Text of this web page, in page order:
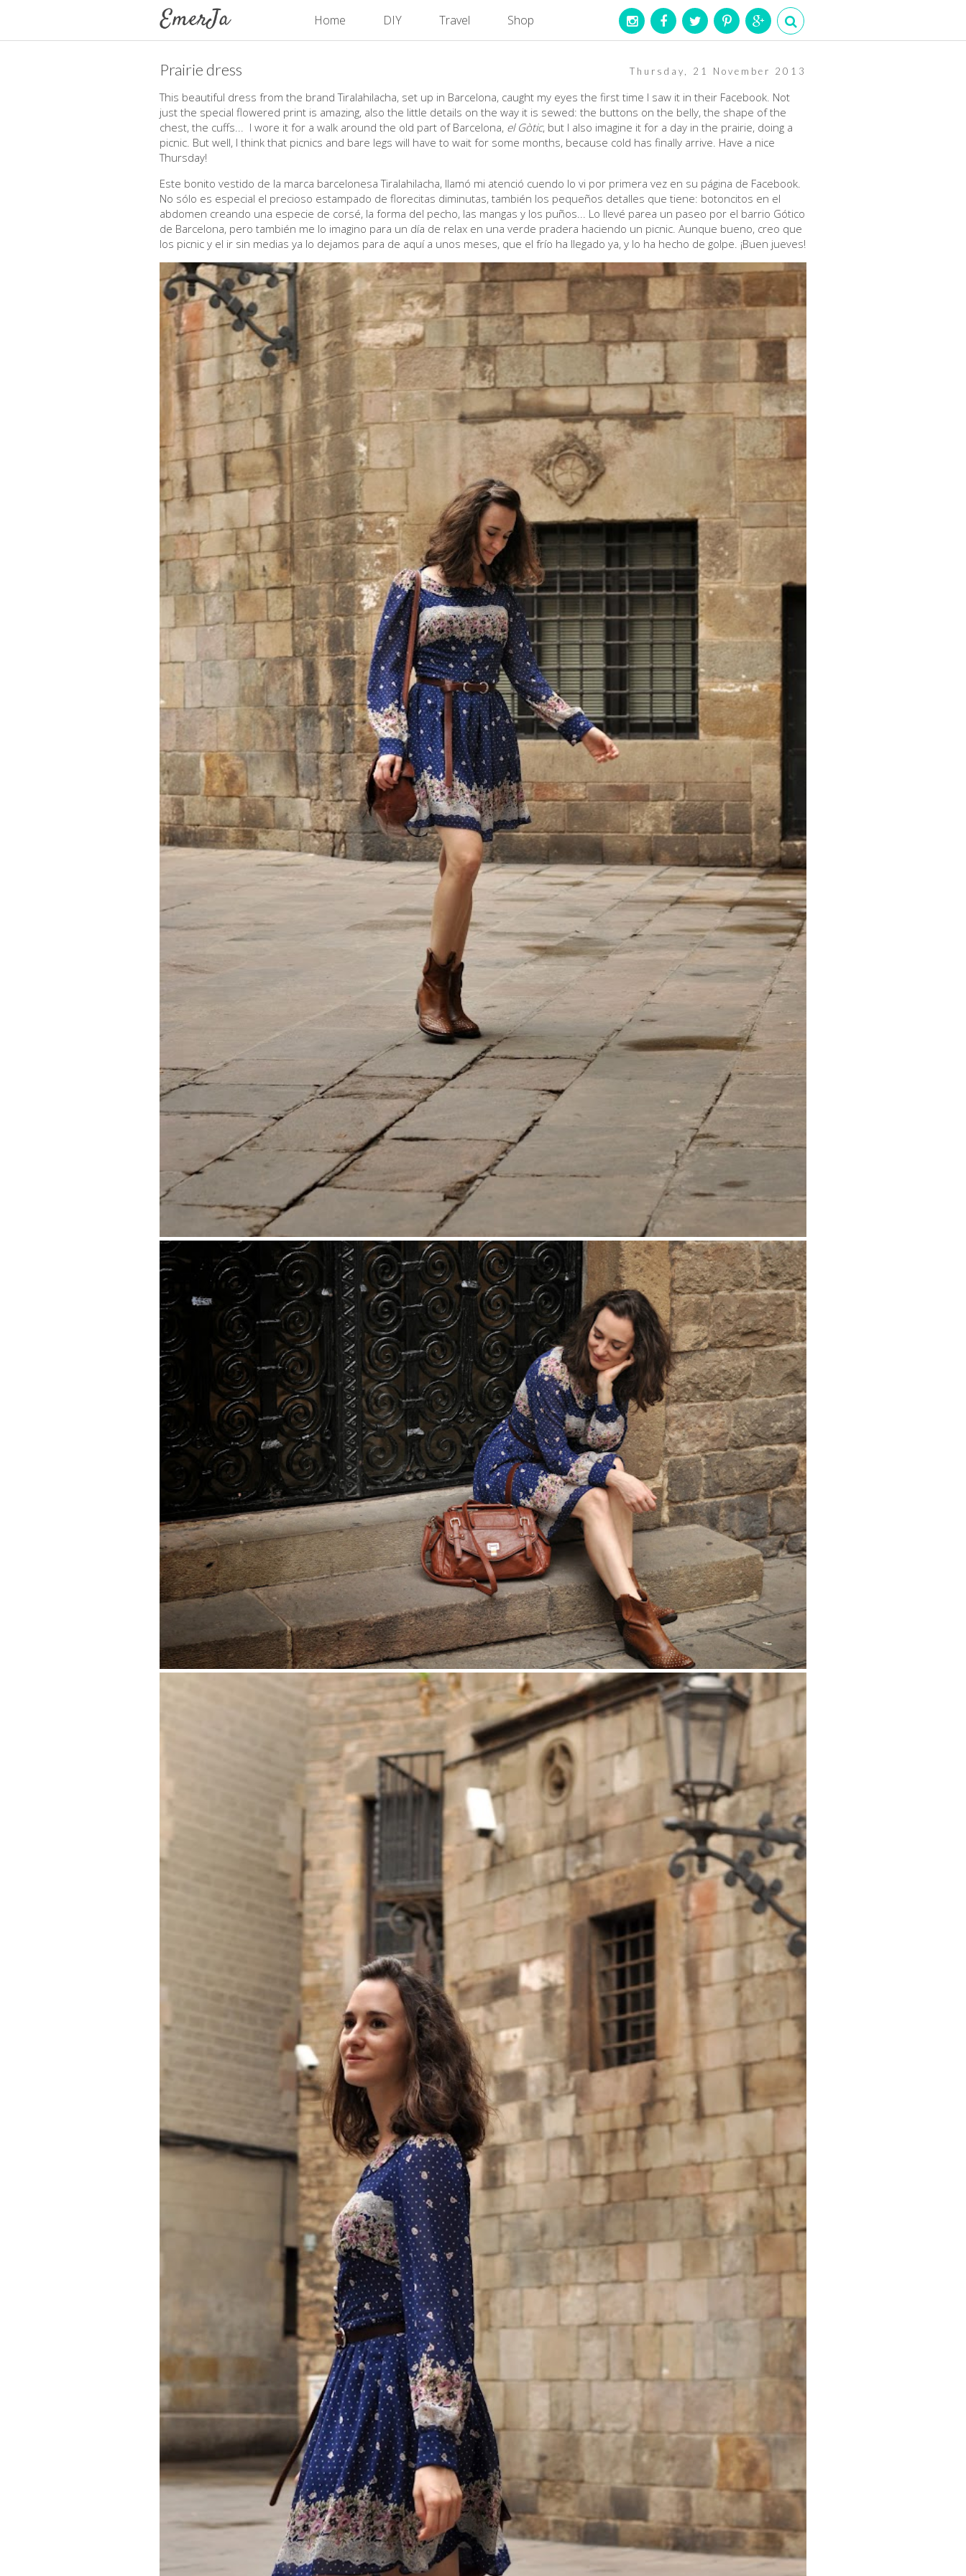
Home DIY Travel Shop
Thursday, 21 November 2013
Prairie dress
This beautiful dress from the brand Tiralahilacha, set up in Barcelona, caught my eyes the first time I saw it in their Facebook. Not
just the special flowered print is amazing, also the little details on the way it is sewed: the buttons on the belly, the shape of the
chest, the cuffs... I wore it for a walk around the old part of Barcelona, el Gòtic, but I also imagine it for a day in the prairie, doing a
picnic. But well, I think that picnics and bare legs will have to wait for some months, because cold has finally arrive. Have a nice
Thursday!
Este bonito vestido de la marca barcelonesa Tiralahilacha, llamó mi atenció cuendo lo vi por primera vez en su página de Facebook.
No sólo es especial el precioso estampado de florecitas diminutas, también los pequeños detalles que tiene: botoncitos en el
abdomen creando una especie de corsé, la forma del pecho, las mangas y los puños... Lo llevé parea un paseo por el barrio Gótico
de Barcelona, pero también me lo imagino para un día de relax en una verde pradera haciendo un picnic. Aunque bueno, creo que
los picnic y el ir sin medias ya lo dejamos para de aquí a unos meses, que el frío ha llegado ya, y lo ha hecho de golpe. ¡Buen jueves!